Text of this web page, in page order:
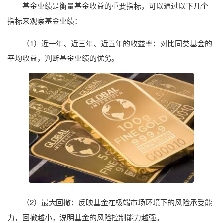
基金业绩是衡量基金收益的重要指标，可以通过以下几个
指标来观察基金业绩：
（1）近一年、近三年、近五年的收益率：对比同类基金的
平均收益，判断基金业绩的优劣。
（2）最大回撤：反映基金在极端市场环境下的风险承受能
力，回撤越小，说明基金的风险控制能力越强。